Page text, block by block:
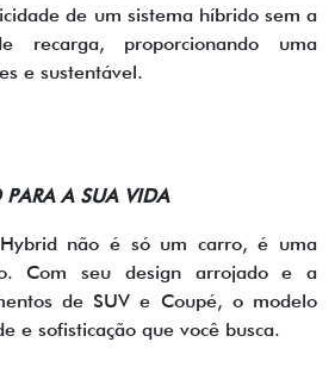
de um sistema híbrido sem a
recarga, proporcionando uma
e sustentável.
PARA A SUA VIDA
não é só um carro, é uma
Com seu design arrojado e a
de SUV e Coupé, o modelo
e sofisticação que você busca.